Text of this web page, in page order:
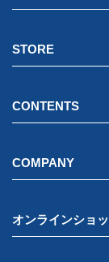
STORE
CONTENTS
COMPANY
オンラインショ